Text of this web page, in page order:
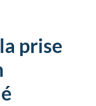
prise